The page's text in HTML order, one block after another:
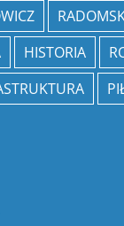
HISTORIA